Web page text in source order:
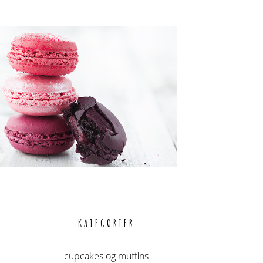
KATEGORIER
cupcakes og muffins